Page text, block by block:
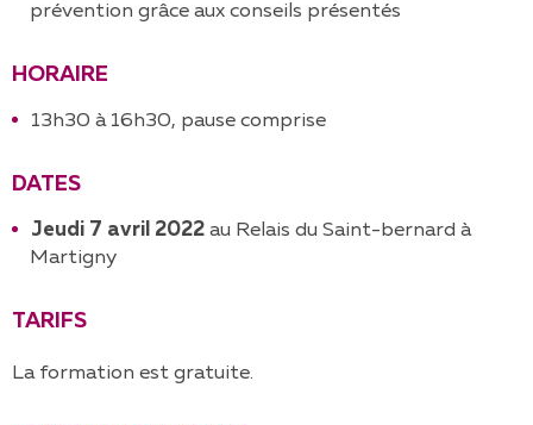
prévention grâce aux conseils présentés
HORAIRE
13h30 à 16h30, pause comprise
DATES
Jeudi 7 avril 2022 au Relais du Saint-bernard à
Martigny
TARIFS
La formation est gratuite.